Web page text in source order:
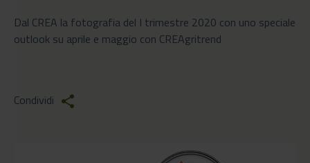
Dal CREA la fotografia del I trimestre 2020 con uno speciale
outlook su aprile e maggio con CREAgritrend
Condividi share